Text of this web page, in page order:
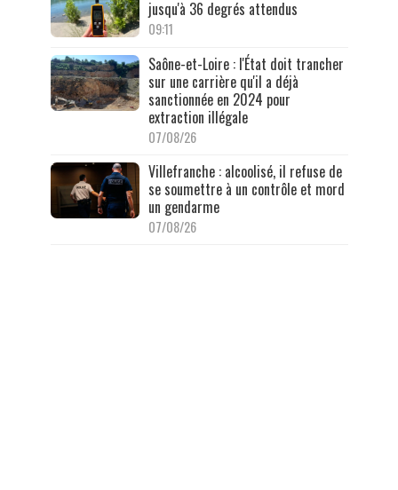
jusqu'à 36 degrés attendus
09:11
Saône-et-Loire : l'État doit trancher
sur une carrière qu'il a déjà
sanctionnée en 2024 pour
extraction illégale
07/08/26
Villefranche : alcoolisé, il refuse de
se soumettre à un contrôle et mord
un gendarme
07/08/26